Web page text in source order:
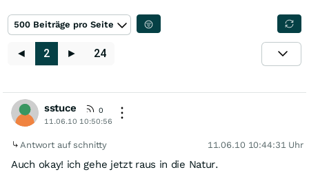
500 Beiträge pro Seite
◄ 2 ► 24
sstuce
0
11.06.10 10:50:56
Antwort auf schnitty 11.06.10 10:44:31 Uhr
Auch okay! ich gehe jetzt raus in die Natur.